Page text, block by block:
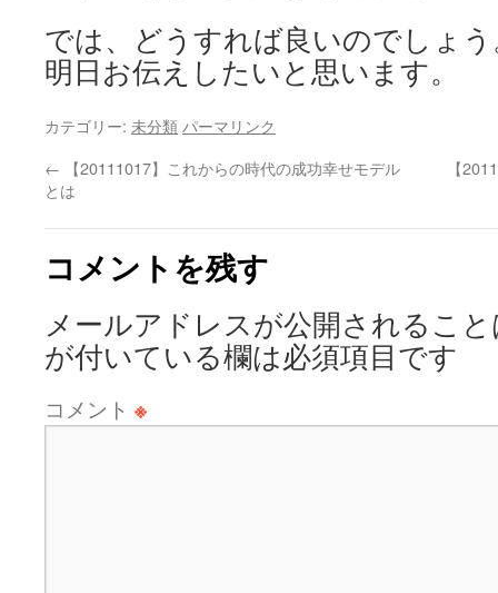
では、どうすれば良いのでしょ
明日お伝えしたいと思います。
カテゴリー: 未分類 パーマリンク
← 【20111017】これからの時代の成功幸せモデル
とは
【
コメントを残す
メールアドレスが公開されるこ
が付いている欄は必須項目です
コメント ※